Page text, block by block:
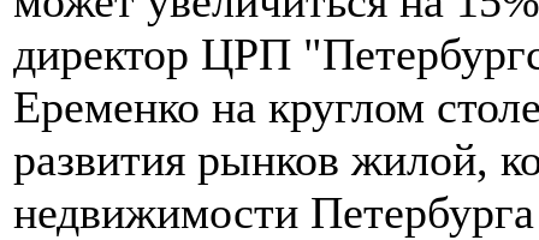
директор ЦРП
Еременко на круглом
развития рынков жилой,
недвижимости